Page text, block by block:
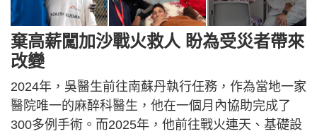
棄高薪闖加沙戰火救人 盼為受災者帶來
改變
2024年，吳醫生前往南蘇丹執行任務，作為當地一家
醫院唯一的麻醉科醫生，他在一個月內協助完成了
300多例手術。而2025年，他前往戰火連天、基礎設